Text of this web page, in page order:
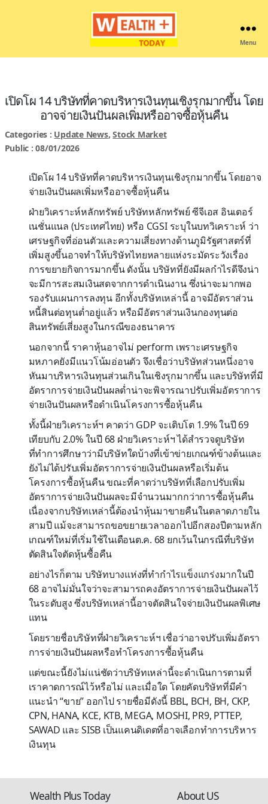
Menu
เปิดโผ 14 บริษัทที่คาดบริหารเงินทุนเชิงรุกมากขึ้น โดย
อาจจ่ายเงินปันผลเพิ่มหรืออาจซื้อหุ้นคืน
Categories : Update News,Stock Market
Public : 08/01/2026
เปิดโผ 14 บริษัทที่คาดบริหารเงินทุนเชิงรุกมากขึ้น โดยอาจ
จ่ายเงินปันผลเพิ่มหรืออาจซื้อหุ้นคืน
ฝ่ายวิเคราะห์หลักทรัพย์ บริษัทหลักทรัพย์ ซีจีเอส อินเตอร์
เนชั่นแนล (ประเทศไทย) หรือ CGSI ระบุในบทวิเคราะห์ ว่า
เศรษฐกิจที่อ่อนตัวและความเสี่ยงทางด้านภูมิรัฐศาสตร์ที่
เพิ่มสูงขึ้นอาจทำให้บริษัทไทยหลายแห่งระมัดระวังเรื่อง
การขยายกิจการมากขึ้น ดังนั้น บริษัทที่ยังมีผลกำไรดีจึงน่า
จะมีการสะสมเงินสดจากการดำเนินงาน ซึ่งน่าจะมากพอ
รองรับแผนการลงทุน อีกทั้งบริษัทเหล่านี้ อาจมีอัตราส่วน
หนี้สินต่อทุนต่ำอยู่แล้ว หรือมีอัตราส่วนเงินกองทุนต่อ
สินทรัพย์เสี่ยงสูงในกรณีของธนาคาร
นอกจากนี้ ราคาหุ้นอาจไม่ perform เพราะเศรษฐกิจ
มหภาคยังมีแนวโน้มอ่อนตัว จึงเชื่อว่าบริษัทส่วนหนึ่งอาจ
หันมาบริหารเงินทุนส่วนเกินในเชิงรุกมากขึ้น และบริษัทที่มี
อัตราการจ่ายเงินปันผลต่ำน่าจะพิจารณาปรับเพิ่มอัตราการ
จ่ายเงินปันผลหรือดำเนินโครงการซื้อหุ้นคืน
ทั้งนี้ฝ่ายวิเคราะห์ฯ คาดว่า GDP จะเติบโต 1.9% ในปี 69
เทียบกับ 2.0% ในปี 68 ฝ่ายวิเคราะห์ฯ ได้สำรวจดูบริษัท
ที่ทำการศึกษาว่ามีบริษัทใดบ้างที่เข้าข่ายเกณฑ์ข้างต้นและ
ยังไม่ได้ปรับเพิ่มอัตราการจ่ายเงินปันผลหรือเริ่มต้น
โครงการซื้อหุ้นคืน ขณะที่คาดว่าบริษัทที่เลือกปรับเพิ่ม
อัตราการจ่ายเงินปันผลจะมีจำนวนมากกว่าการซื้อหุ้นคืน
เนื่องจากบริษัทเหล่านี้ต้องนำหุ้นมาขายคืนในตลาดภายใน
สามปี แม้จะสามารถขอขยายเวลาออกไปอีกสองปีตามหลัก
เกณฑ์ใหม่ที่เริ่มใช้ในเดือนต.ค. 68 ยกเว้นในกรณีที่บริษัท
ตัดสินใจตัดหุ้นซื้อคืน
อย่างไรก็ตาม บริษัทบางแห่งที่ทำกำไรแข็งแกร่งมากในปี
68 อาจไม่มั่นใจว่าจะสามารถคงอัตราการจ่ายเงินปันผลไว้
ในระดับสูง ซึ่งบริษัทเหล่านี้อาจตัดสินใจจ่ายเงินปันผลพิเศษ
แทน
โดยรายชื่อบริษัทที่ฝ่ายวิเคราะห์ฯ เชื่อว่าอาจปรับเพิ่มอัตรา
การจ่ายเงินปันผลหรือทำโครงการซื้อหุ้นคืน
แต่ขณะนี้ยังไม่แน่ชัดว่าบริษัทเหล่านี้จะดำเนินการตามที่
เราคาดการณ์ไว้หรือไม่ และเมื่อใด โดยคัดบริษัทที่มีคำ
แนะนำ “ขาย” ออกไป รายชื่อมีดังนี้ BBL, BCH, BH, CKP,
CPN, HANA, KCE, KTB, MEGA, MOSHI, PR9, PTTEP,
SAWAD และ SISB เป็นแคนดิเดตที่อาจเลือกทำการบริหาร
เงินทุน
Wealth Plus Today About US